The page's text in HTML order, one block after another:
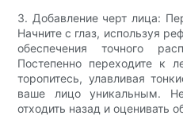
3. Добавление черт лица:
Начните с глаз, используя
обеспечения точного
Постепенно переходите к
торопитесь, улавливая
ваше лицо уникальным.
отходить назад и оценивать